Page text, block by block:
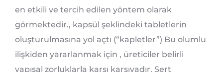
en etkili ve tercih edilen yöntem olarak
görmektedir., kapsül şeklindeki tabletlerin
oluşturulmasına yol açtı (“kapletler”) Bu olumlu
ilişkiden yararlanmak için , üreticiler belirli
yapısal zorluklarla karşı karşıyadır. Sert